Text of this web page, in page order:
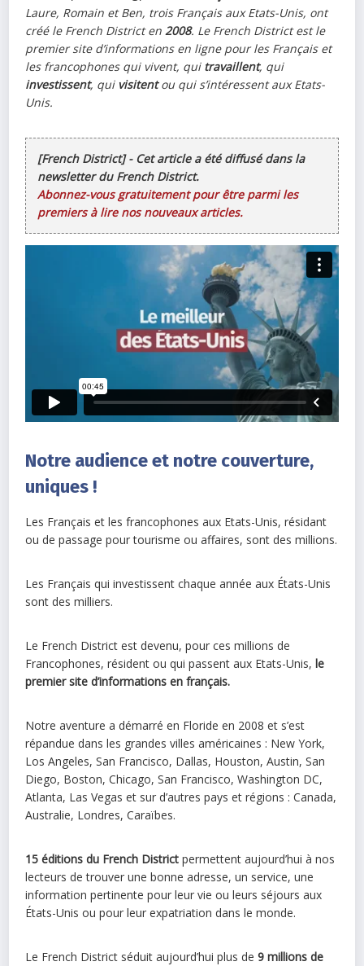
Laure, Romain et Ben, trois Français aux Etats-Unis, ont
créé le French District en2008. Le French District est le
premier site d’informations en ligne pour les Français et
les francophones qui vivent, qui travaillent, qui
investissent, qui visitentou qui s’intéressent aux Etats-
Unis.
[French District] - Cet article a été diffusé dans la
newsletter du French District.
Abonnez-vous gratuitement pour être parmi les
premiers à lire nos nouveaux articles.
Notre audience et notre couverture,
uniques !
Les Français et les francophones aux Etats-Unis, résidant
ou de passage pour tourisme ou affaires, sont des millions.
Les Français qui investissent chaque année aux États-Unis
sont des milliers.
Le French District est devenu, pour ces millions de
Francophones, résident ou qui passent aux Etats-Unis, le
premier site d’informations en français.
Notre aventure a démarré en Floride en 2008 et s’est
répandue dans les grandes villes américaines : New York,
Los Angeles, San Francisco, Dallas, Houston, Austin, San
Diego, Boston, Chicago, San Francisco, Washington DC,
Atlanta, Las Vegas et sur d’autres pays et régions : Canada,
Australie, Londres, Caraïbes.
15 éditions du French District permettent aujourd’hui à nos
lecteurs de trouver une bonne adresse, un service, une
information pertinente pour leur vie ou leurs séjours aux
États-Unis ou pour leur expatriation dans le monde.
Le French District séduit aujourd’hui plus de9 millions de